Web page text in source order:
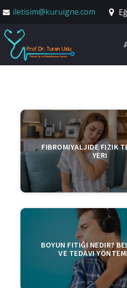
iletisim@kuruigne.com
FIBROMIYALJIDE FIZIK
YERI
BOYUN FITIĞI NEDIR?
VE TEDAVI